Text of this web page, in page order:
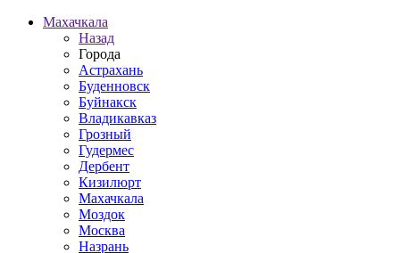
Махачкала
Назад
Города
Астрахань
Буденновск
Буйнакск
Владикавказ
Грозный
Гудермес
Дербент
Кизилюрт
Махачкала
Моздок
Москва
Назрань